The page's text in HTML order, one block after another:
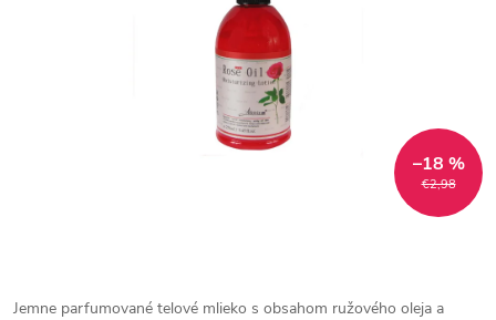
€2,98
–18 %
Jemne parfumované telové mlieko s obsahom ružového oleja a